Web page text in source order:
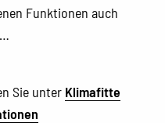
Funktionen auch
…
Sie unter Klimafitte